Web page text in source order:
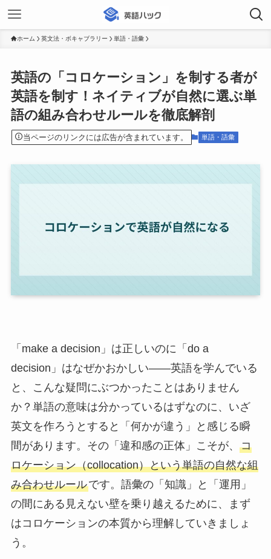
ホーム 英文法・ボキャブラリー 単語・語彙
英語の「コロケーション」を制する者が
英語を制す！ネイティブが自然に選ぶ単
語の組み合わせルールを徹底解剖
当ページのリンクには広告が含まれています。 単語・語彙
「make a decision」は正しいのに「do a
decision」はなぜかおかしい――英語を学んでいる
と、こんな疑問にぶつかったことはありません
か？単語の意味は分かっているはずなのに、いざ
英文を作ろうとすると「何かが違う」と感じる瞬
間があります。その「違和感の正体」こそが、 コ
ロケーション（collocation）という単語の自然な組
み合わせルールです。語彙の「知識」と「運用」
の間にある見えない壁を乗り越えるために、まず
はコロケーションの本質から理解していきましょ
う。